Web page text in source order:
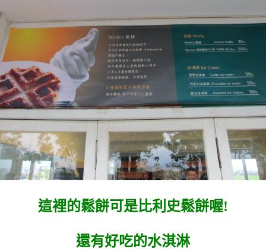
這裡的鬆餅可是比利史鬆餅喔!
還有好吃的水淇淋